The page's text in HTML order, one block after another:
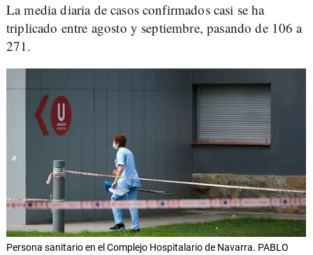
La media diaria de casos confirmados casi se ha
triplicado entre agosto y septiembre, pasando de 106 a
271.
Persona sanitario en el Complejo Hospitalario de Navarra. PABLO